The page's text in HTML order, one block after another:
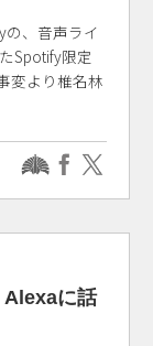
の、音声ライ
Spotify限定
変より椎名林
Alexaに話